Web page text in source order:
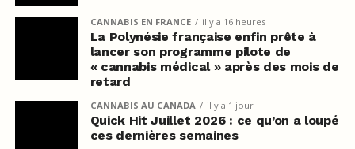
CANNABIS EN FRANCE il y a 16 heures
La Polynésie française enfin prête à
lancer son programme pilote de
« cannabis médical » après des mois de
retard
CANNABIS AU CANADA il y a 1 jour
Quick Hit Juillet 2026 : ce qu’on a loupé
ces dernières semaines